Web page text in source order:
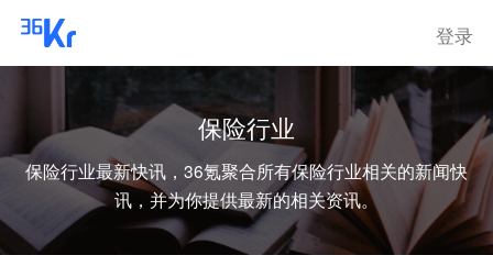
登录
保险行业
保险行业最新快讯，36氪聚合所有保险行业相关的新闻快
讯，并为你提供最新的相关资讯。